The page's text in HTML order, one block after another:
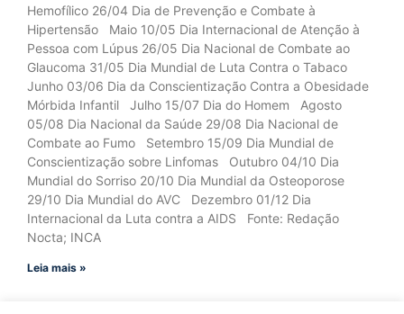
Hemofílico 26/04 Dia de Prevenção e Combate à
Hipertensão Maio 10/05 Dia Internacional de Atenção à
Pessoa com Lúpus 26/05 Dia Nacional de Combate ao
Glaucoma 31/05 Dia Mundial de Luta Contra o Tabaco
Junho 03/06 Dia da Conscientização Contra a Obesidade
Mórbida Infantil Julho 15/07 Dia do Homem Agosto
05/08 Dia Nacional da Saúde 29/08 Dia Nacional de
Combate ao Fumo Setembro 15/09 Dia Mundial de
Conscientização sobre Linfomas Outubro 04/10 Dia
Mundial do Sorriso 20/10 Dia Mundial da Osteoporose
29/10 Dia Mundial do AVC Dezembro 01/12 Dia
Internacional da Luta contra a AIDS Fonte: Redação
Nocta; INCA
Leia mais »